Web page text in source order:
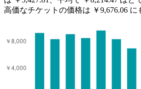
高価なチケットの価格は ￥9,676.06 に